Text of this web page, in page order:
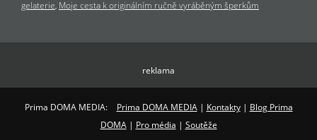
gelaterie Moje cesta k originálním ručně vyráběným šperkům
reklama
Prima DOMA MEDIA: Prima DOMA MEDIA| Kontakty| Blog Prima
DOMA| Pro média | Soutěže